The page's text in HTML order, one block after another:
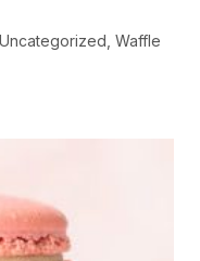
Uncategorized Waffle